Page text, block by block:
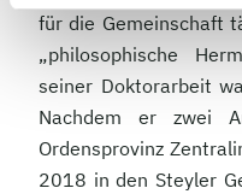
für die Gemeinschaft
„philosophische
seiner Doktorarbeit
Nachdem er zwei
Ordensprovinz
2018 in den Steyler